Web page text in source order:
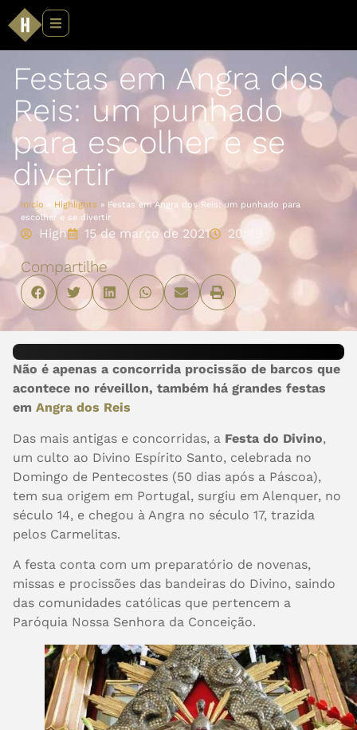
Festas em Angra dos
Reis: um punhado
para escolher e se
divertir
Início Highlights » Festas em Angra dos Reis: um punhado para
escolher e se divertir
High 15 de março de 2021 20:49
Compartilhe
Não é apenas a concorrida procissão de barcos que
acontece no réveillon, também há grandes festas
em Angra dos Reis
Das mais antigas e concorridas, a Festa do Divino,
um culto ao Divino Espírito Santo, celebrada no
Domingo de Pentecostes (50 dias após a Páscoa),
tem sua origem em Portugal, surgiu em Alenquer, no
século 14, e chegou à Angra no século 17, trazida
pelos Carmelitas.
A festa conta com um preparatório de novenas,
missas e procissões das bandeiras do Divino, saindo
das comunidades católicas que pertencem a
Paróquia Nossa Senhora da Conceição.